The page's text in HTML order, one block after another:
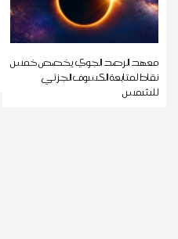
معهد الرصد الجوي يخصص خمس
نقاط لمتابعة الكسوف الجزئي
للشمس